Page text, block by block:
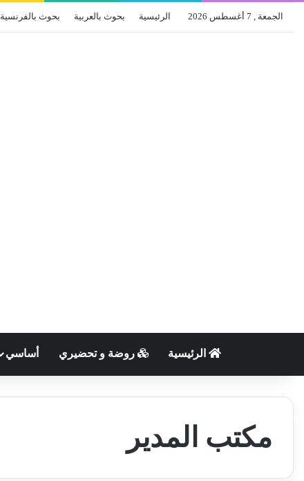
الجمعة , 7 أغسطس 2026 الرئيسية بحوث بالعربية بحوث بالفرنسية
الرئيسية روضة و تحضيري أساسي
مكتب المدير